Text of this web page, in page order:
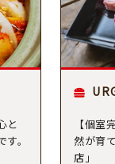
と
。
【個室
然が育
店」